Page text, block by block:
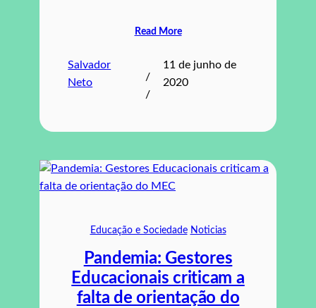
Read More
Salvador
Neto
/
/
11 de junho de
2020
Educação e Sociedade Noticias
Pandemia: Gestores
Educacionais criticam a
falta de orientação do